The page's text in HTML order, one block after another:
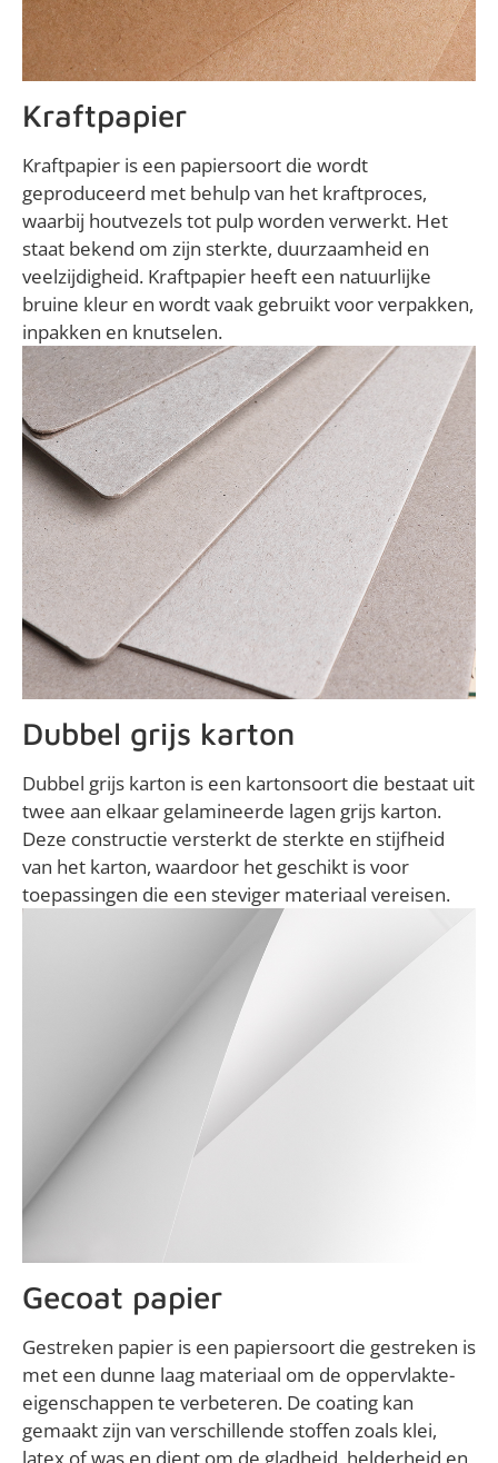
Kraftpapier
Kraftpapier is een papiersoort die wordt
geproduceerd met behulp van het kraftproces,
waarbij houtvezels tot pulp worden verwerkt. Het
staat bekend om zijn sterkte, duurzaamheid en
veelzijdigheid. Kraftpapier heeft een natuurlijke
bruine kleur en wordt vaak gebruikt voor verpakken,
inpakken en knutselen.
Dubbel grijs karton
Dubbel grijs karton is een kartonsoort die bestaat uit
twee aan elkaar gelamineerde lagen grijs karton.
Deze constructie versterkt de sterkte en stijfheid
van het karton, waardoor het geschikt is voor
toepassingen die een steviger materiaal vereisen.
Gecoat papier
Gestreken papier is een papiersoort die gestreken is
met een dunne laag materiaal om de oppervlakte-
eigenschappen te verbeteren. De coating kan
gemaakt zijn van verschillende stoffen zoals klei,